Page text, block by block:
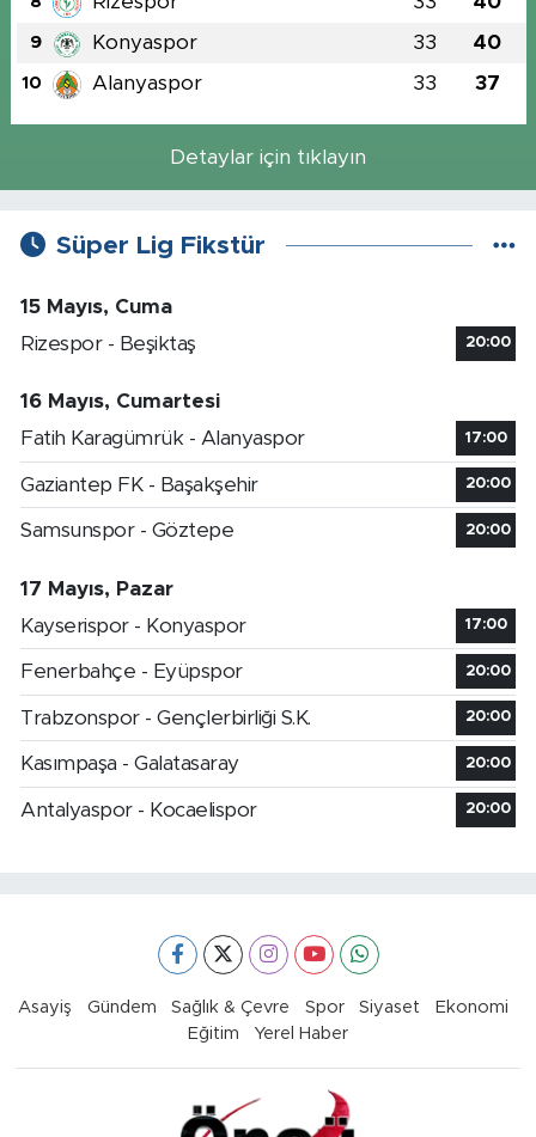
9 Konyaspor 33 40
10 Alanyaspor 33 37
Detaylar için tıklayın
Süper Lig Fikstür
15 Mayıs, Cuma
Rizespor - Beşiktaş
20:00
16 Mayıs, Cumartesi
Fatih Karagümrük - Alanyaspor
17:00
Gaziantep FK - Başakşehir 20:00
Samsunspor - Göztepe 20:00
17 Mayıs, Pazar
Kayserispor - Konyaspor
17:00
Fenerbahçe - Eyüpspor 20:00
Trabzonspor - Gençlerbirliği S.K. 20:00
Kasımpaşa - Galatasaray 20:00
Antalyaspor - Kocaelispor 20:00
Asayiş Gündem Sağlık & Çevre Spor Siyaset
Ekonomi
Eğitim
Yerel Haber